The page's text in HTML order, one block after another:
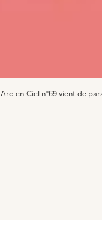
Arc-en-Ciel n°69 vient de